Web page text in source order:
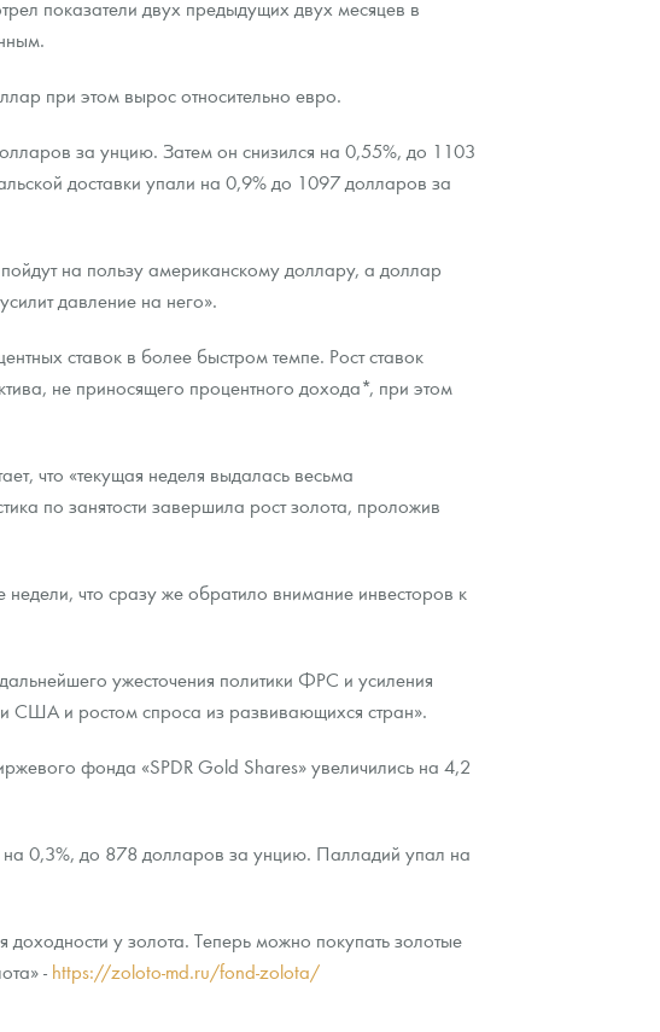
показатели двух предыдущих двух месяцев в
при этом вырос относительно евро.
за унцию. Затем он снизился на 0,55%, до 1103
доставки упали на 0,9% до 1097 долларов за
на пользу американскому доллару, а доллар
давление на него».
ставок в более быстром темпе. Рост ставок
не приносящего процентного дохода*, при этом
что «текущая неделя выдалась весьма
по занятости завершила рост золота, проложив
что сразу же обратило внимание инвесторов к
ужесточения политики ФРС и усиления
США и ростом спроса из развивающихся стран».
фонда «SPDR Gold Shares» увеличились на 4,2
0,3%, до 878 долларов за унцию. Палладий упал на
у золота. Теперь можно покупать золотые
- https://zoloto-md.ru/fond-zolota/